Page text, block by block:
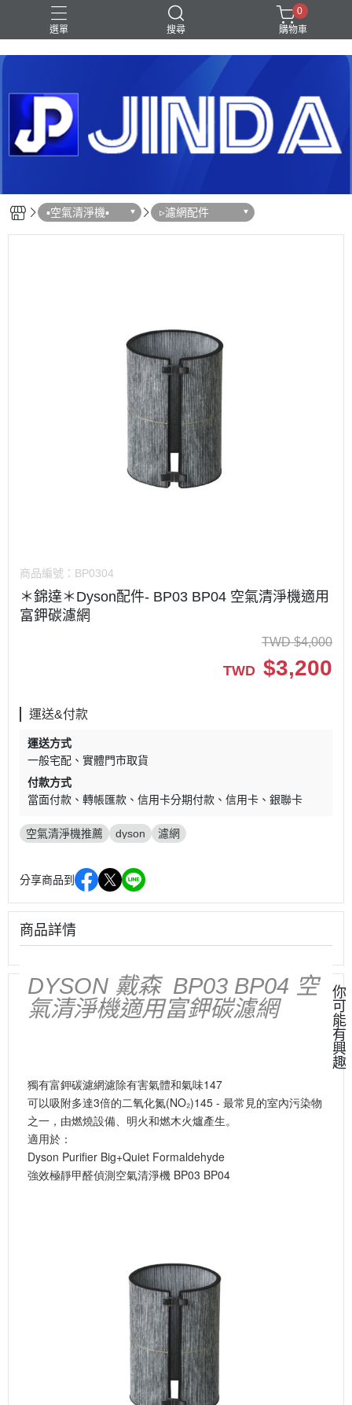
選單 搜尋
Shark｜Ninja 滾筒洗衣機 除濕機 電視
0
購物車
▪︎空氣清淨機▪︎ ▹濾網配件
商品編號： BP0304
＊錦達＊Dyson配件- BP03 BP04 空氣清淨機適用
富鉀碳濾網
TWD $4,000
TWD $3,200
運送&付款
運送方式
一般宅配
實體門市取貨
付款方式
當面付款
轉帳匯款 信用卡分期付款 信用卡 銀聯卡
空氣清淨機推薦 dyson 濾網
分享商品到
商品詳情
DYSON 戴森 BP03 BP04 空
氣清淨機適用富鉀碳濾網
獨有富鉀碳濾網濾除有害氣體和氣味147
可以吸附多達3倍的二氧化氮(NO₂)145 - 最常見的室內污染物
之一，由燃燒設備、明火和燃木火爐產生。
適用於：
Dyson Purifier Big+Quiet Formaldehyde
強效極靜甲醛偵測空氣清淨機 BP03 BP04
你
可
能
有
興
趣